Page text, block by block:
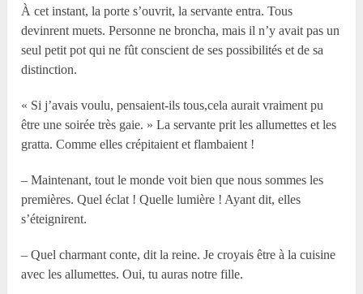
À cet instant, la porte s’ouvrit, la servante entra. Tous
devinrent muets. Personne ne broncha, mais il n’y avait pas un
seul petit pot qui ne fût conscient de ses possibilités et de sa
distinction.
« Si j’avais voulu, pensaient-ils tous,cela aurait vraiment pu
être une soirée très gaie. » La servante prit les allumettes et les
gratta. Comme elles crépitaient et flambaient !
– Maintenant, tout le monde voit bien que nous sommes les
premières. Quel éclat ! Quelle lumière ! Ayant dit, elles
s’éteignirent.
– Quel charmant conte, dit la reine. Je croyais être à la cuisine
avec les allumettes. Oui, tu auras notre fille.